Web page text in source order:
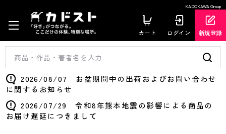
KADOKAWA Group
カート ログイン 新規登録
2026/08/07 お盆期間中の出荷およびお問い合わせ
に関するお知らせ
2026/07/29 令和8年熊本地震の影響による商品の
お届け遅延につきまして